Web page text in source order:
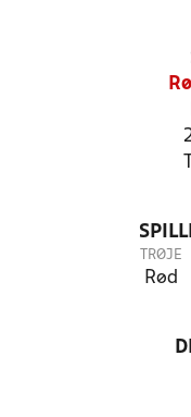
TRØJE
Rød